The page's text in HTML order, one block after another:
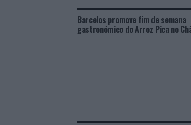
Barcelos promove fim de semana
gastronómico do Arroz Pica no